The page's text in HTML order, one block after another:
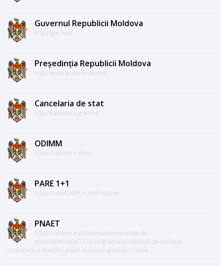
Guvernul Republicii Moldova
http://gov.md/
Președinția Republicii Moldova
http://www.presedinte.md/
Cancelaria de stat
http://cancelaria.gov.md/
ODIMM
https://odimm.md/ro/
PARE 1+1
https://www.odimm.md/ro/pare
PNAET
https://odimm.md/ro/presa/comunicate-de-
presa/seminare/3376-programului-national-de-abilitare-
economica-a-tinerilor-pnaet-instruire-antreprenoriala